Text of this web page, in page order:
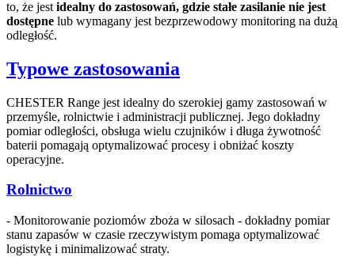
to, że jest idealny do zastosowań, gdzie stałe zasilanie nie jest
dostępne lub wymagany jest bezprzewodowy monitoring na dużą
odległość.
Typowe zastosowania
CHESTER Range jest idealny do szerokiej gamy zastosowań w
przemyśle, rolnictwie i administracji publicznej. Jego dokładny
pomiar odległości, obsługa wielu czujników i długa żywotność
baterii pomagają optymalizować procesy i obniżać koszty
operacyjne.
Rolnictwo
- Monitorowanie poziomów zboża w silosach - dokładny pomiar
stanu zapasów w czasie rzeczywistym pomaga optymalizować
logistykę i minimalizować straty.